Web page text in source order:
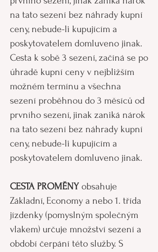
na tato sezení bez náhrady kupní
ceny, nebude-li kupujícím a
poskytovatelem domluveno jinak.
Cesta k sobě 3 sezení, začíná se po
úhradě kupní ceny v nejbližším
možném termínu a všechna
sezení proběhnou do 3 měsíců od
prvního sezení, jinak zaniká nárok
na tato sezení bez náhrady kupní
ceny, nebude-li kupujícím a
poskytovatelem domluveno jinak.
CESTA PROMĚNY obsahuje
Základní, Economy a nebo 1. třída
jízdenky (pomyslným společným
vlakem) určuje množství sezení a
období čerpání této služby. S